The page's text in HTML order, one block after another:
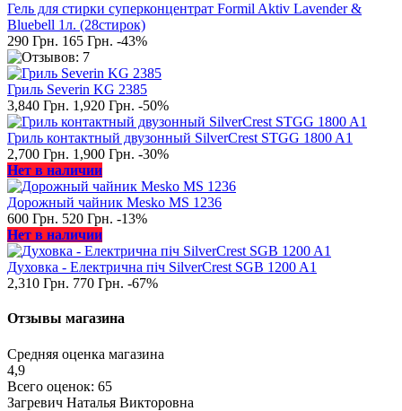
Гель для стирки суперконцентрат Formil Aktiv Lavender &
Bluebell 1л. (28стирок)
290 Грн. 165 Грн. -43%
Гриль Severin KG 2385
3,840 Грн. 1,920 Грн. -50%
Гриль контактный двузонный SilverCrest STGG 1800 A1
2,700 Грн. 1,900 Грн. -30%
Нет в наличии
Дорожный чайник Mesko MS 1236
600 Грн. 520 Грн. -13%
Нет в наличии
Духовка - Електрична піч SilverCrest SGB 1200 A1
2,310 Грн. 770 Грн. -67%
Отзывы магазина
Средняя оценка магазина
4,9
Всего оценок: 65
Загревич Наталья Викторовна